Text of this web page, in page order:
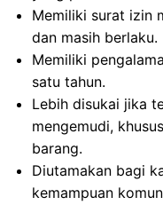
Memiliki surat izin
dan masih berlaku.
Memiliki
satu tahun.
Lebih disukai jika
mengemudi,
barang.
Diutamakan bagi
kemampuan